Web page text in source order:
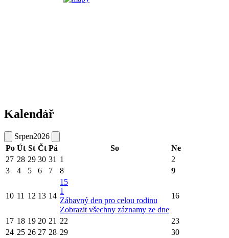
Kalendář
Srpen2026
Po Út St Čt Pá So
Ne
27 28 29 30 31 1
2
3
4 5 6 7 8 9
10 11 12 13 14
15
1
Zábavný den pro celou rodinu
Zobrazit všechny záznamy ze dne
16
17 18 19 20 21 22
23
24 25 26 27 28 29
30